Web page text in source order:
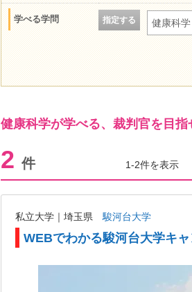
学べる学問 指定する 健康科学
健康科学が学べる、裁判官を目
2 件 1-2件を表示
私立大学｜埼玉県 駿河台大学
WEBでわかる駿河台大学キ